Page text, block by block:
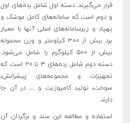
قرار می‌گیرند. دسته اول شامل رده‌های اول
و دوم است که سامانه‌های کامل موشک و
پهپاد و زیرسامانه‌های اصلی آنها با معیار
برد بیش از ۳۰۰ کیلومتر و وزن محموله
بیش از ۵۰۰ کیلوگرم را شامل می‌شود.
دسته دوم شامل رده‌های ۳ تا ۲۰ است که
تجهیزات و مجموعه‌های پیشرانش،
سوخت، تولید کامپوزیت و .... در آن جا
دارند.
استفاده و مطالعه این سند و برگردان آن